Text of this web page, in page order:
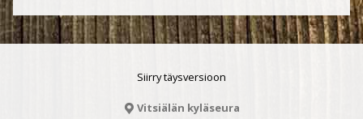
Siirry täysversioon
Vitsiälän kyläseura